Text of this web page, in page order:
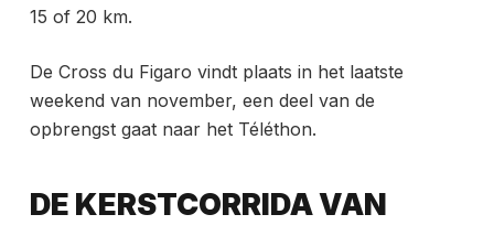
15 of 20 km.
De Cross du Figaro vindt plaats in het laatste
weekend van november, een deel van de
opbrengst gaat naar het Téléthon.
DE KERSTCORRIDA VAN